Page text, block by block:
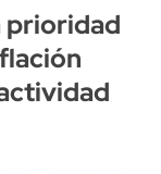
prioridad